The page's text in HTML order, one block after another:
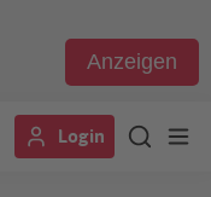
Anzeigen
Login